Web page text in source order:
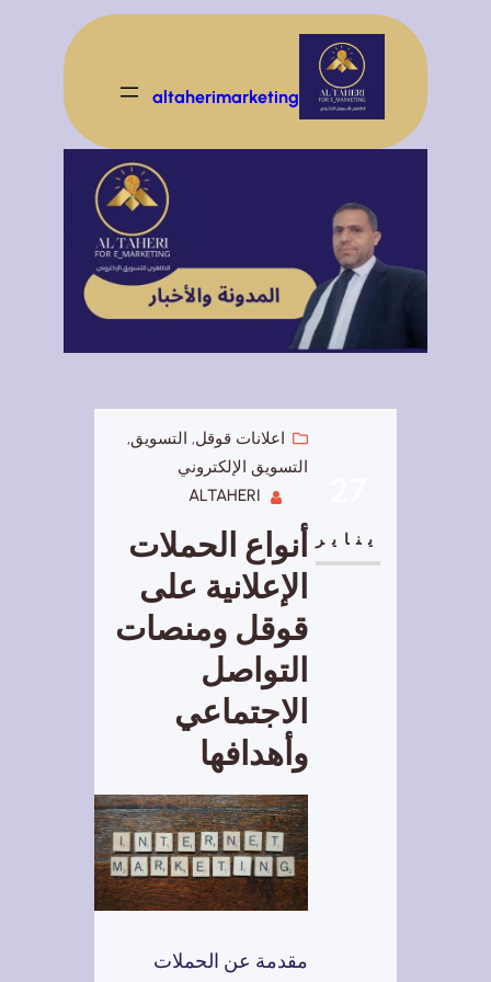
تخطى
إلى
المحتوى
altaherimarketing
يناير
اعلانات قوقل, التسويق,
التسويق الإلكتروني
ALTAHERI
أنواع الحملات
الإعلانية على
قوقل ومنصات
التواصل
الاجتماعي
وأهدافها
مقدمة عن الحملات